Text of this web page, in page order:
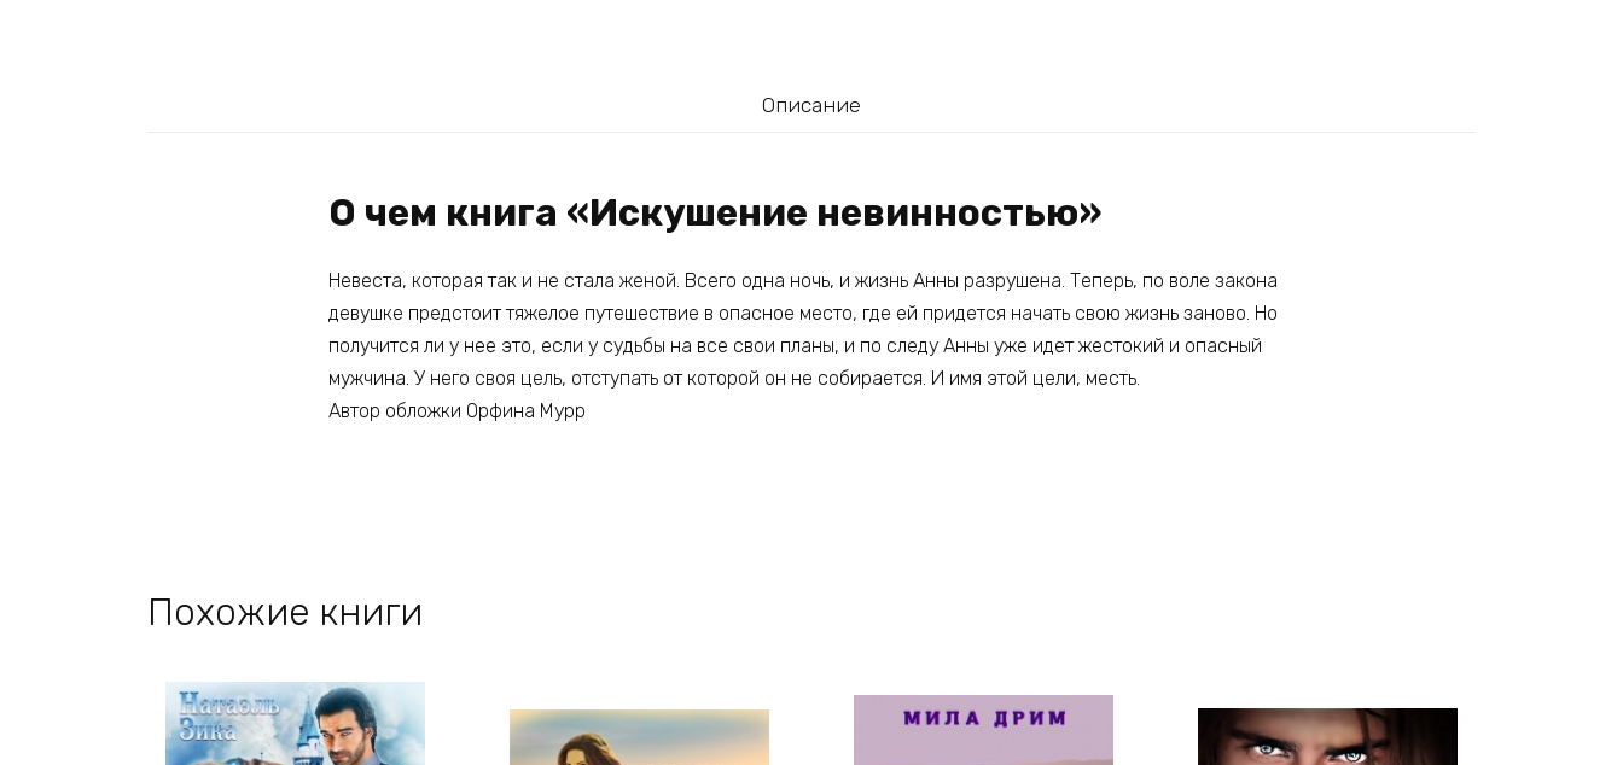
Описание
О чем книга «Искушение невинностью»
Невеста, которая так и не стала женой. Всего одна ночь, и жизнь Анны разрушена. Теперь, по воле закона
девушке предстоит тяжелое путешествие в опасное место, где ей придется начать свою жизнь заново. Но
получится ли у нее это, если у судьбы на все свои планы, и по следу Анны уже идет жестокий и опасный
мужчина. У него своя цель, отступать от которой он не собирается. И имя этой цели, месть.
Автор обложки Орфина Мурр
Похожие книги